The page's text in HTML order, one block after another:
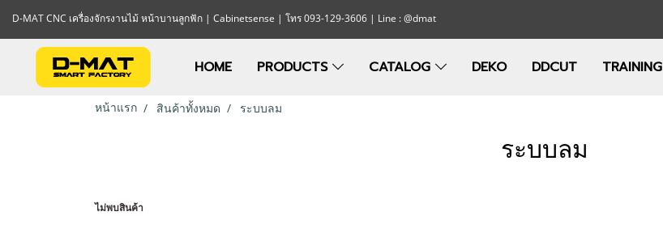
D-MAT CNC เครื่องจักรงานไม้ หน้าบานลูกฟัก | Cabinetsense | โทร 093-129-3606 | Line : @dmat
HOME PRODUCTS CATALOG DEKO DDCUT TRAINING
หน้าแรก สินค้าทั้งหมด ระบบลม
ระบบลม
ไม่พบสินค้า